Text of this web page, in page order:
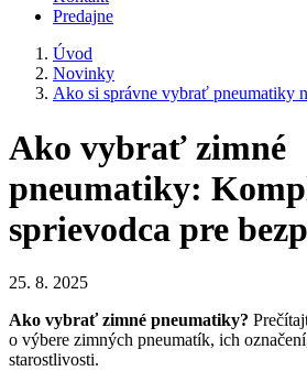
Predajne
Úvod
Novinky
Ako si správne vybrať pneumatiky
Ako vybrať zimné
pneumatiky:
sprievodca pre
25. 8. 2025
Ako vybrať zimné pneumatiky?
o výbere zimných pneumatík, ich
starostlivosti.